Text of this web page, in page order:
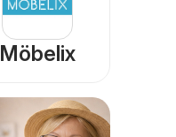
Möbelix